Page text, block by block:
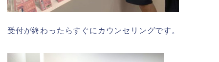
受付が終わったらすぐにカウンセリングです。